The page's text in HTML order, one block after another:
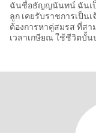
ฉันชื่อธัญญนันทน์ ฉันเป็
ลูก เคยรับราชการเป็น
ต้องการหาคู่สมรส ที่ส
เวลาเกษียณ ใช้ชีวิตบั้